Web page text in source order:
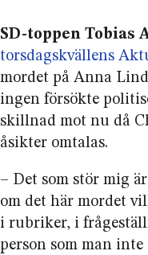
SD-toppen Tobias
torsdagskvällens
mordet på Anna
ingen försökte
skillnad mot nu då
åsikter omtalas.
– Det som stör mig
om det här mordet
i rubriker, i
person som man inte